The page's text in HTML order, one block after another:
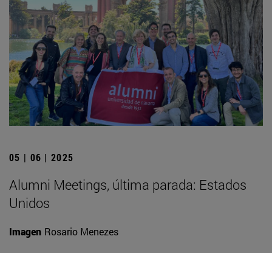
05 | 06 | 2025
Alumni Meetings, última parada: Estados
Unidos
Imagen Rosario Menezes